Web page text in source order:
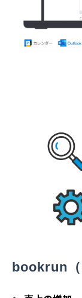
bookrun